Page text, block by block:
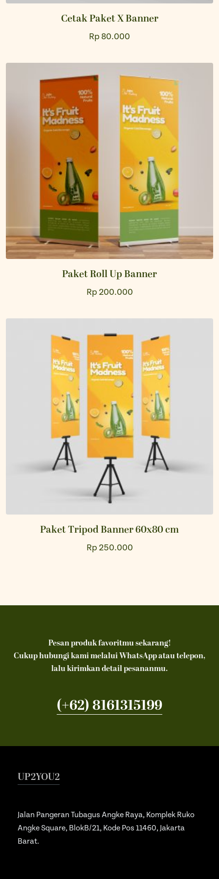
Cetak Paket X Banner
Rp 80.000
Paket Roll Up Banner
Rp 200.000
Paket Tripod Banner 60x80 cm
Rp 250.000
Pesan produk favoritmu sekarang!
Cukup hubungi kami melalui WhatsApp atau telepon,
lalu kirimkan detail pesananmu.
(+62) 8161315199
UP2YOU2
Jalan Pangeran Tubagus Angke Raya, Komplek Ruko
Angke Square, BlokB/21, Kode Pos 11460, Jakarta
Barat.